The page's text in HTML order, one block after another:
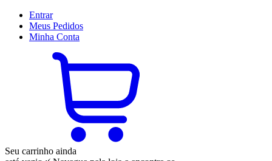
Entrar
Meus Pedidos
Minha Conta
Seu carrinho ainda